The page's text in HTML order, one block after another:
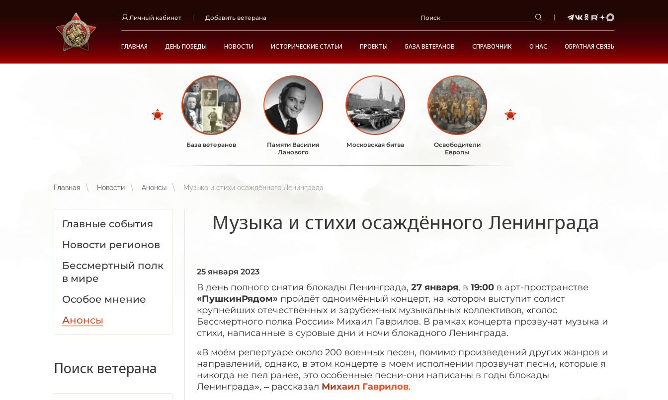
Личный кабинет Добавить ветерана Поиск
ГЛАВНАЯ ДЕНЬ ПОБЕДЫ НОВОСТИ ИСТОРИЧЕСКИЕ СТАТЬИ ПРОЕКТЫ БАЗА ВЕТЕРАНОВ СПРАВОЧНИК О НАС ОБРАТНАЯ СВЯЗЬ
База ветеранов
Памяти Василия
Ланового
Московская битва
Освободители
Европы
Главная Новости Анонсы Музыка и стихи осаждённого Ленинграда
Главные события
Новости регионов
Бессмертный полк
в мире
Особое мнение
Анонсы
Поиск ветерана
Музыка и стихи осаждённого Ленинграда
25 января 2023
В день полного снятия блокады Ленинграда, 27 января, в 19:00 в арт-пространстве
«ПушкинРядом» пройдёт одноимённый концерт, на котором выступит солист
крупнейших отечественных и зарубежных музыкальных коллективов, «голос
Бессмертного полка России» Михаил Гаврилов. В рамках концерта прозвучат музыка и
стихи, написанные в суровые дни и ночи блокадного Ленинграда.
«В моём репертуаре около 200 военных песен, помимо произведений других жанров и
направлений, однако, в этом концерте в моем исполнении прозвучат песни, которые я
никогда не пел ранее, это особенные песни-они написаны в годы блокады
Ленинграда», – рассказал Михаил Гаврилов.